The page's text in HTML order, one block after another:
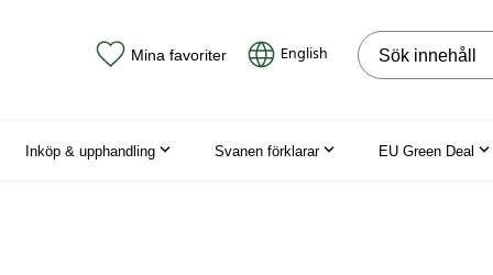
Mina favoriter English Sök på
Inköp & upphandling Svanen förklarar EU Green Deal